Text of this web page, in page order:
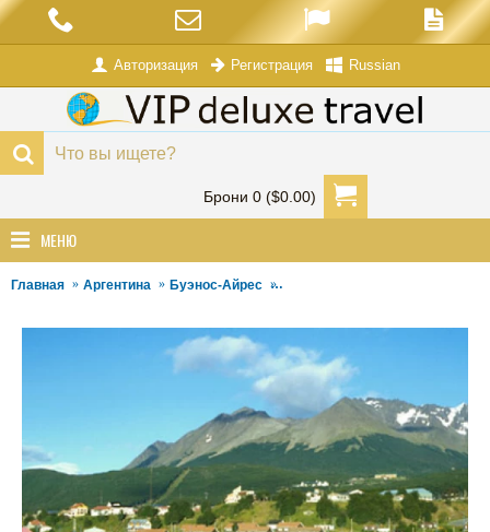
Авторизация Регистрация Russian
Брони 0 ($0.00)
МЕНЮ
Главная Aргентина Буэнос-Айрес Программа для Активных